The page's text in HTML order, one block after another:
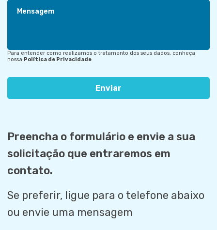
Mensagem
Para entender como realizamos o tratamento dos seus dados, conheça
nossa Política de Privacidade
Preencha o formulário e envie a sua
solicitação que entraremos em
contato.
Se preferir, ligue para o telefone abaixo
ou envie uma mensagem